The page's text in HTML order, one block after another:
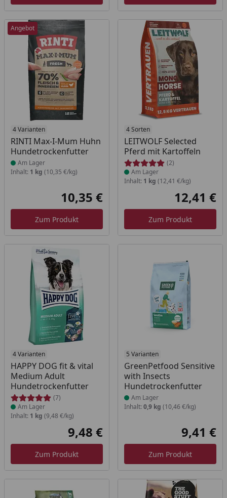
Angebot
4 Varianten
RINTI Max-I-Mum Huhn
Hundetrockenfutter
Produkt am Lager
Am Lager
Inhalt: 1 kg (10,35 €/kg)
Aktueller Preis
10,35 €
Zum Produkt
4 Sorten
LEITWOLF Selected
Pferd mit Kartoffeln
(2)
Produkt am Lager
Am Lager
Inhalt: 1 kg (12,41 €/kg)
12,41 €
Zum Produkt
4 Varianten
HAPPY DOG fit & vital
Medium Adult
Hundetrockenfutter
(7)
Produkt am Lager
Am Lager
Inhalt: 1 kg (9,48 €/kg)
Aktueller Preis
9,48 €
Zum Produkt
5 Varianten
GreenPetfood Sensitive
with Insects
Hundetrockenfutter
Produkt am Lager
Am Lager
Inhalt: 0,9 kg (10,46 €/kg)
9,41 €
Zum Produkt